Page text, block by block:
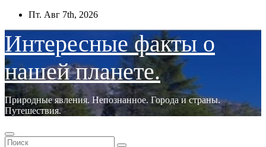
Перейти
содержимому
Пт. Авг 7th, 2026
Интересные факты о
нашей планете.
Природные явления. Непознанное. Города и страны.
Путешествия.